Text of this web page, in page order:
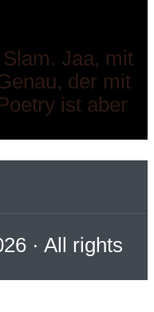
Jaa, mit
der mit
ist aber
· All rights